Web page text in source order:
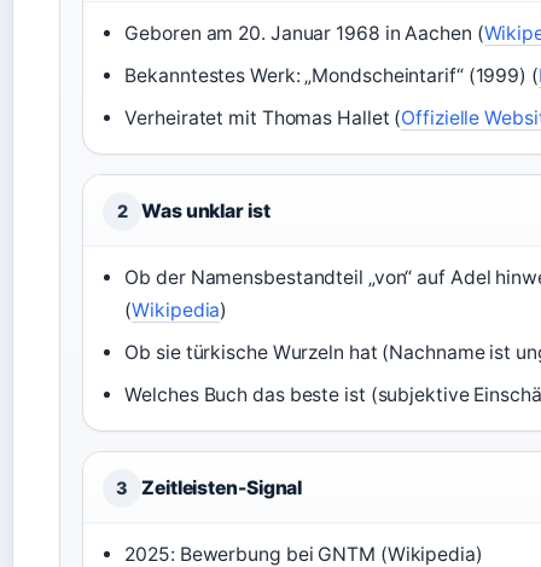
Geboren am 20. Januar 1968 in Aachen (
Bekanntestes Werk: „Mondscheintarif“ (1999) (
Verheiratet mit Thomas Hallet (Offizielle
2 Was unklar ist
Ob der Namensbestandteil „von“ auf Adel
(Wikipedia)
Ob sie türkische Wurzeln hat (Nachname ist
Welches Buch das beste ist (subjektive
3 Zeitleisten-Signal
2025: Bewerbung bei GNTM (Wikipedia)